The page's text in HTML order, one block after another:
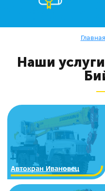
Главная
Наши
Автокран Ивановец